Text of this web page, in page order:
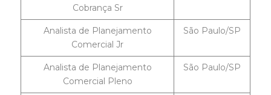
Cobrança Sr
Analista de Planejamento
Comercial Jr
São Paulo/SP
Analista de Planejamento
Comercial Pleno
São Paulo/SP